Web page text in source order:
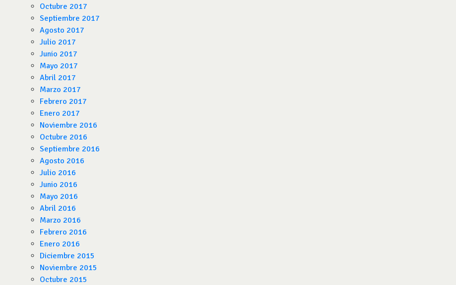
Octubre 2017
Septiembre 2017
Agosto 2017
Julio 2017
Junio 2017
Mayo 2017
Abril 2017
Marzo 2017
Febrero 2017
Enero 2017
Noviembre 2016
Octubre 2016
Septiembre 2016
Agosto 2016
Julio 2016
Junio 2016
Mayo 2016
Abril 2016
Marzo 2016
Febrero 2016
Enero 2016
Diciembre 2015
Noviembre 2015
Octubre 2015